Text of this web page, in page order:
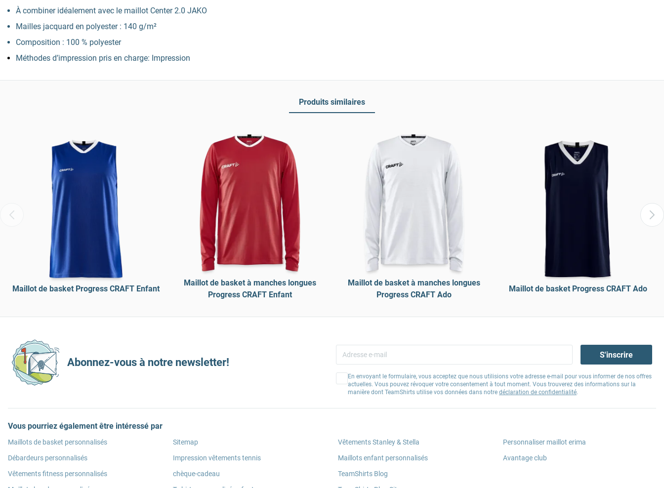
À combiner idéalement avec le maillot Center 2.0 JAKO
Mailles jacquard en polyester : 140 g/m²
Composition : 100 % polyester
Méthodes d’impression pris en charge: Impression
Produits similaires
Maillot de basket Progress CRAFT Enfant
Maillot de basket à manches longues
Progress CRAFT Enfant
Maillot de basket à manches longues
Progress CRAFT Ado
Maillot de basket Progress CRAFT Ado
Abonnez-vous à notre newsletter!
S'inscrire
En envoyant le formulaire, vous acceptez que nous utilisions votre adresse e-mail pour vous informer de nos offres
actuelles. Vous pouvez révoquer votre consentement à tout moment. Vous trouverez des informations sur la
manière dont TeamShirts utilise vos données dans notre déclaration de confidentialité.
Vous pourriez également être intéressé par
Maillots de basket personnalisés
Débardeurs personnalisés
Vêtements fitness personnalisés
Sitemap
Impression vêtements tennis
chèque-cadeau
Vêtements Stanley & Stella
Maillots enfant personnalisés
TeamShirts Blog
Personnaliser maillot erima
Avantage club